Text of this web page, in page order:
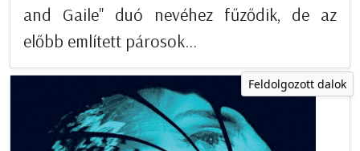
and Gaile" duó nevéhez fűződik, de az
előbb említett párosok...
Feldolgozott dalok